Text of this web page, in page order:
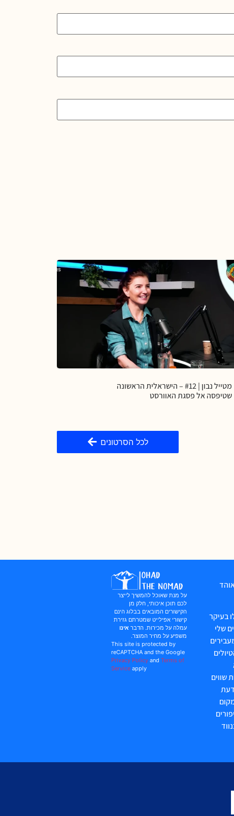
מטייל נבון | #12 – הישראלית הראשונה
שטיפסה אל פסגת האוורסט
לכל הסרטונים
בעיקר
שלי
שווים
על מנת שאוכל להמשיך לייצר
לכם תוכן איכותי, חלק מן
הקישורים המובאים בבלוג הינם
קישורי אפילייט שמטרתם גזירת
עמלה על מכירות. הדבר אינו
משפיע על מחיר המוצר.
This site is protected by
reCAPTCHA and the Google
Privacy Policyand Terms of
Serviceapply